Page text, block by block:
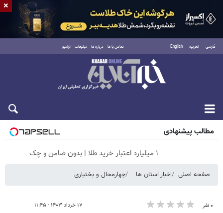
فارسی العربية English تماس با ما درباره ما تبلیغات آرشیو
شنبه ۱۷ مرداد ۱۴۰۵
مطالب پیشنهادی
۱ میلیارد اعتبار خرید طلا | بدون ضامن و چک
صفحه اصلی اخبار استان ها چهارمحال و بختیاری
۰ نفر ۱۷ خرداد ۱۴۰۳ - ۱۱:۴۵
×